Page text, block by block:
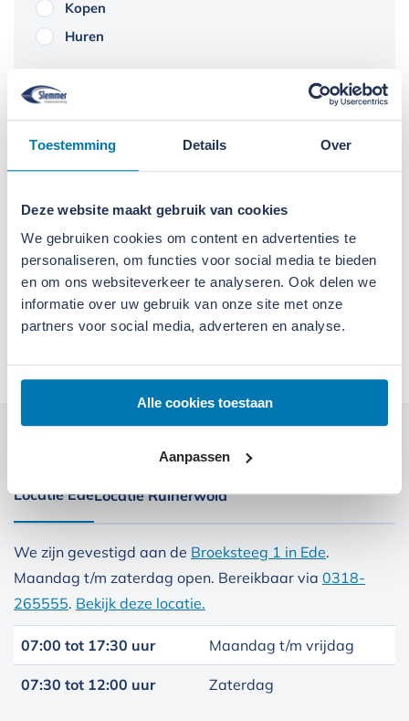
Toestemming Details Over
Deze website maakt gebruik van cookies
We gebruiken cookies om content en advertenties te
personaliseren, om functies voor social media te bieden
en om ons websiteverkeer te analyseren. Ook delen we
informatie over uw gebruik van onze site met onze
partners voor social media, adverteren en analyse.
Alle cookies toestaan
Aanpassen
Kopen
Huren
We doen wat we zeggen
We leveren alleen kwaliteit
We denken in oplossingen
Kom langs bij onze locaties
Locatie EdeLocatie Ruinerwold
We zijn gevestigd aan de Broeksteeg 1 in Ede.
Maandag t/m zaterdag open. Bereikbaar via 0318-
265555. Bekijk deze locatie.
07:00 tot 17:30 uur Maandag t/m vrijdag
07:30 tot 12:00 uur Zaterdag